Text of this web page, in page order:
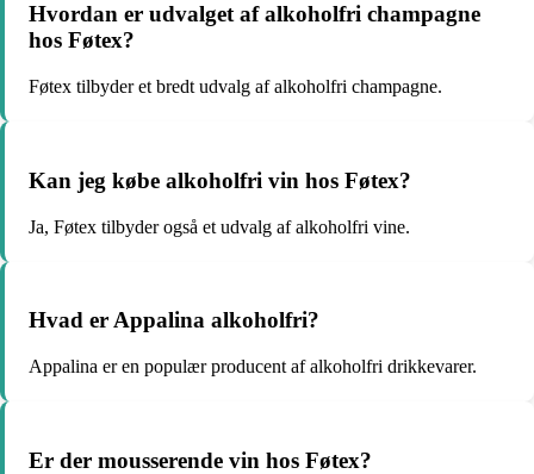
Hvordan er udvalget af alkoholfri champagne
hos Føtex?
Føtex tilbyder et bredt udvalg af alkoholfri champagne.
Kan jeg købe alkoholfri vin hos Føtex?
Ja, Føtex tilbyder også et udvalg af alkoholfri vine.
Hvad er Appalina alkoholfri?
Appalina er en populær producent af alkoholfri drikkevarer.
Er der mousserende vin hos Føtex?